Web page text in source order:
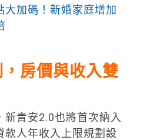
大加碼！新婚家庭增加
房價與收入雙
新青安2.0也將首次納入
款人年收入上限規劃設